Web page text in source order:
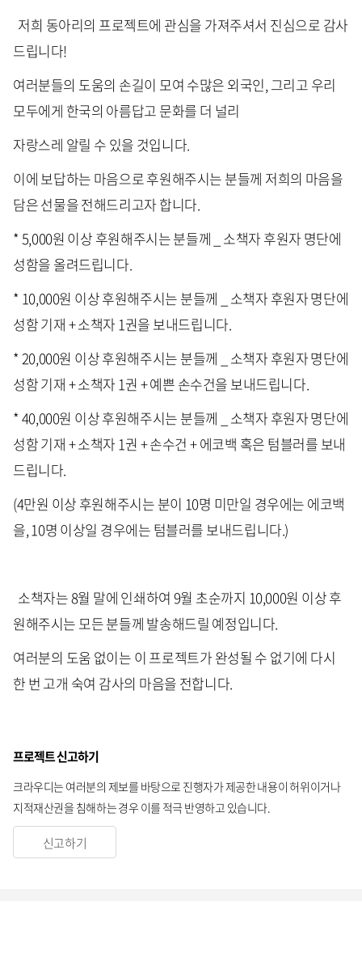
저희 동아리의 프로젝트에 관심을 가져주셔서 진심으로 감사
드립니다!
여러분들의 도움의 손길이 모여 수많은 외국인, 그리고 우리
모두에게 한국의 아름답고 문화를 더 널리
자랑스레 알릴 수 있을 것입니다.
이에 보답하는 마음으로 후원해주시는 분들께 저희의 마음을
담은 선물을 전해드리고자 합니다.
* 5,000원 이상 후원해주시는 분들께 _ 소책자 후원자 명단에
성함을 올려드립니다.
* 10,000원 이상 후원해주시는 분들께 _ 소책자 후원자 명단에
성함 기재 + 소책자 1권을 보내드립니다.
* 20,000원 이상 후원해주시는 분들께 _ 소책자 후원자 명단에
성함 기재 + 소책자 1권 + 예쁜 손수건을 보내드립니다.
* 40,000원 이상 후원해주시는 분들께 _ 소책자 후원자 명단에
성함 기재 + 소책자 1권 + 손수건 + 에코백 혹은 텀블러를 보내
드립니다.
(4만원 이상 후원해주시는 분이 10명 미만일 경우에는 에코백
을, 10명 이상일 경우에는 텀블러를 보내드립니다.)
소책자는 8월 말에 인쇄하여 9월 초순까지 10,000원 이상 후
원해주시는 모든 분들께 발송해드릴 예정입니다.
여러분의 도움 없이는 이 프로젝트가 완성될 수 없기에 다시
한 번 고개 숙여 감사의 마음을 전합니다.
프로젝트 신고하기
크라우디는 여러분의 제보를 바탕으로 진행자가 제공한 내용이 허위이거나
지적재산권을 침해하는 경우 이를 적극 반영하고 있습니다.
신고하기